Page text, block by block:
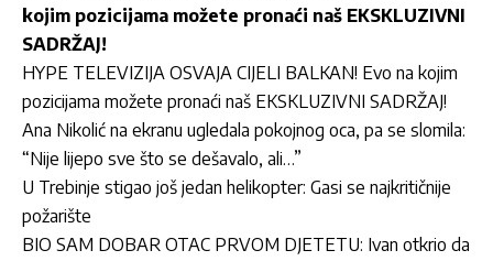
kojim pozicijama možete pronaći naš EKSKLUZIVNI
SADRŽAJ!
HYPE TELEVIZIJA OSVAJA CIJELI BALKAN! Evo na kojim
pozicijama možete pronaći naš EKSKLUZIVNI SADRŽAJ!
Ana Nikolić na ekranu ugledala pokojnog oca, pa se slomila:
“Nije lijepo sve što se dešavalo, ali…”
U Trebinje stigao još jedan helikopter: Gasi se najkritičnije
požarište
BIO SAM DOBAR OTAC PRVOM DJETETU: Ivan otkrio da